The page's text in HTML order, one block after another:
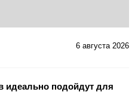
6 августа 2026
идеально подойдут для